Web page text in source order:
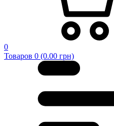
0
Товаров 0 (0.00 грн)